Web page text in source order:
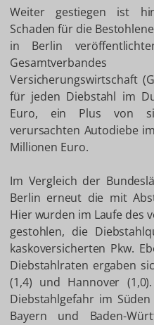
Weiter gestiegen ist
Schaden für die
in Berlin
Versicherungswirtschaft
für jeden Diebstahl im
Euro, ein Plus von
verursachten Autodiebe
Millionen Euro.
Im Vergleich der
Berlin erneut die mit
Hier wurden im Laufe des
gestohlen, die
kaskoversicherten Pkw.
Diebstahlraten ergaben
(1,4) und Hannover
Diebstahlgefahr im
Bayern und Baden-